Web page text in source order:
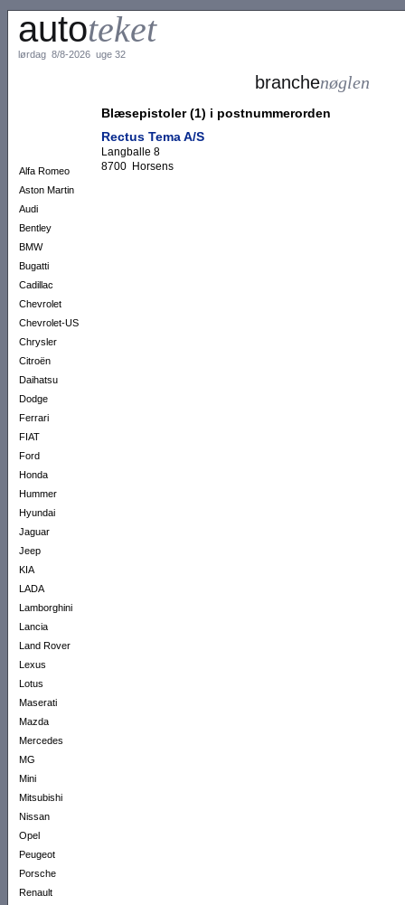
autoteket
lørdag 8/8-2026 uge 32
Alfa Romeo
Aston Martin
Audi
Bentley
BMW
Bugatti
Cadillac
Chevrolet
Chevrolet-US
Chrysler
Citroën
Daihatsu
Dodge
Ferrari
FIAT
Ford
Honda
Hummer
Hyundai
Jaguar
Jeep
KIA
LADA
Lamborghini
Lancia
Land Rover
Lexus
Lotus
Maserati
Mazda
Mercedes
MG
Mini
Mitsubishi
Nissan
Opel
Peugeot
Porsche
Renault
branchenøglen
Blæsepistoler (1) i postnummerorden
Rectus Tema A/S
Langballe 8
8700 Horsens